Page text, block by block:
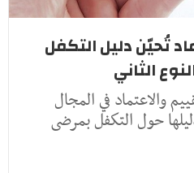
تُحيّن دليل التكفل
الثاني
والاعتماد في المجال
حول التكفل بمرضى